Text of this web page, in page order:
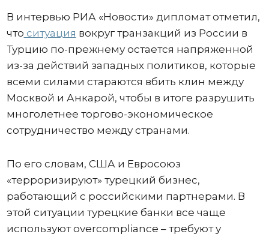
В интервью РИА «Новости» дипломат отметил,
что ситуация вокруг транзакций из России в
Турцию по-прежнему остается напряженной
из-за действий западных политиков, которые
всеми силами стараются вбить клин между
Москвой и Анкарой, чтобы в итоге разрушить
многолетнее торгово-экономическое
сотрудничество между странами.
По его словам, США и Евросоюз
«терроризируют» турецкий бизнес,
работающий с российскими партнерами. В
этой ситуации турецкие банки все чаще
используют overcompliance – требуют у